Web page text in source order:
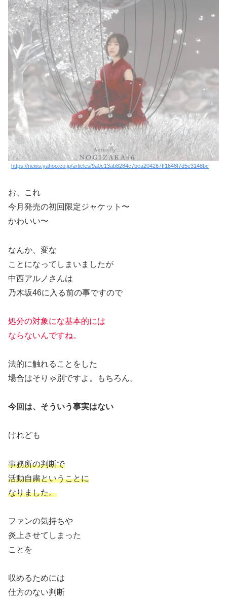
https://news.yahoo.co.jp/articles/9a0c13ab8284c7bca204267ff1648f7d5e3148bc
お、これ
今月発売の初回限定ジャケット〜
かわいい〜
なんか、変な
ことになってしまいましたが
中西アルノさんは
乃木坂46に入る前の事ですので
処分の対象にな基本的には
ならないんですね。
法的に触れることをした
場合はそりゃ別ですよ。もちろん。
今回は、そういう事実はない
けれども
事務所の判断で
活動自粛ということに
なりました。
ファンの気持ちや
炎上させてしまった
ことを
収めるためには
仕方のない判断